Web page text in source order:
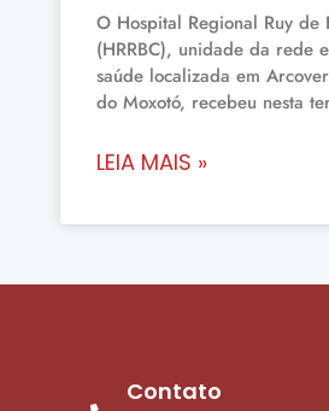
O Hospital Regional Ruy de
(HRRBC), unidade da rede
saúde localizada em
do Moxotó, recebeu nesta
LEIA MAIS »
Contato